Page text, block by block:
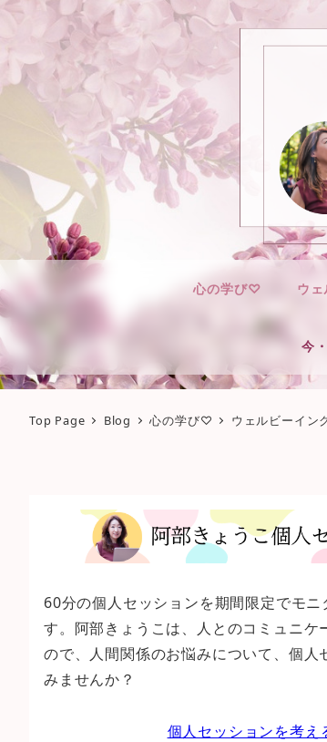
心の学び♡ ウ
今
Top Page Blog 心の学び♡ ウェルビーイン
60分の個人セッションを期間限定でモニ
す。阿部きょうこは、人とのコミュニケ
ので、人間関係のお悩みについて、個人
みませんか？
個人セッションを考え